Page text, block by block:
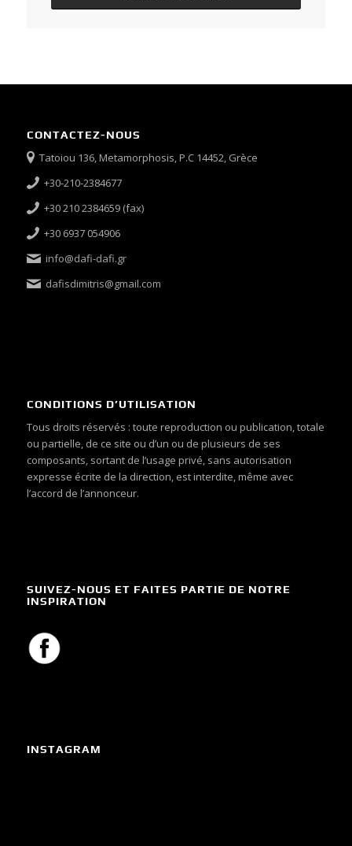
CONTACTEZ-NOUS
Tatoiou 136, Metamorphosis, P.C 14452, Grèce
+30-210-2384677
+30 210 2384659 (fax)
+30 6937 054906
info@dafi-dafi.gr
dafisdimitris@gmail.com
CONDITIONS D’UTILISATION
Tous droits réservés : toute reproduction ou publication, totale
ou partielle, de ce site ou d’un ou de plusieurs de ses
composants, sortant de l’usage privé, sans autorisation
expresse écrite de la direction, est interdite, même avec
l’accord de l’annonceur.
SUIVEZ-NOUS ET FAITES PARTIE DE NOTRE
INSPIRATION
INSTAGRAM